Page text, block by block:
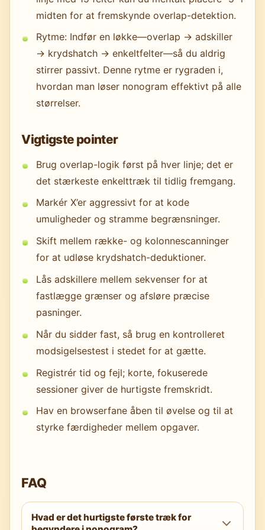
midten for at fremskynde overlap-detektion.
Rytme: Indfør en løkke—overlap → adskiller
→ krydshatch → enkeltfelter—så du aldrig
stirrer passivt. Denne rytme er rygraden i,
hvordan man løser nonogram effektivt på alle
størrelser.
Vigtigste pointer
Brug overlap-logik først på hver linje; det er
det stærkeste enkelttræk til tidlig fremgang.
Markér X’er aggressivt for at kode
umuligheder og stramme begrænsninger.
Skift mellem række- og kolonnescanninger
for at udløse krydshatch-deduktioner.
Lås adskillere mellem sekvenser for at
fastlægge grænser og afsløre præcise
pasninger.
Når du sidder fast, så brug en kontrolleret
modsigelsestest i stedet for at gætte.
Registrér tid og fejl; korte, fokuserede
sessioner giver de hurtigste fremskridt.
Hav en browserfane åben til øvelse og til at
styrke færdigheder mellem opgaver.
FAQ
Hvad er det hurtigste første træk for